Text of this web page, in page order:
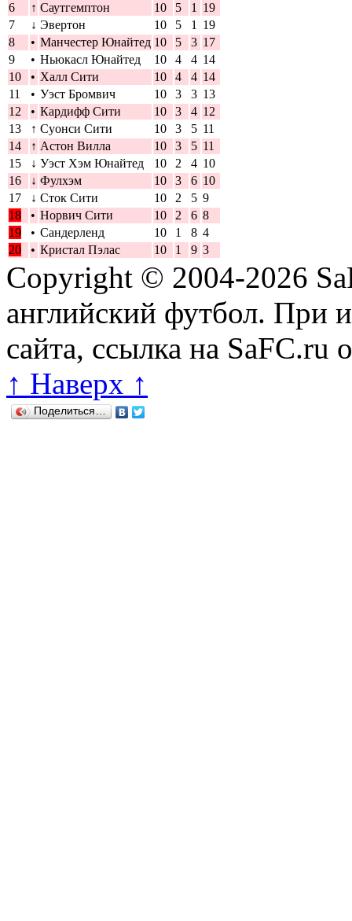
6
↑ Саутгемптон 10 5 1
19
7
↓ Эвертон 10 5 1
19
8
• Манчестер Юнайтед 10 5 3 17
9
• Ньюкасл Юнайтед 10 4 4 14
10
• Халл Сити 10 4 4 14
11
• Уэст Бромвич 10 3 3 13
12
• Кардифф Сити 10 3 4 12
13
↑ Суонси Сити 10 3 5 11
14
↑ Астон Вилла 10 3 5 11
15
↓ Уэст Хэм Юнайтед 10 2 4 10
16
↓ Фулхэм 10 3 6 10
17
↓ Сток Сити 10 2 5 9
18
• Норвич Сити 10 2 6 8
19
• Сандерленд 10 1 8 4
20
• Кристал Пэлас 10 1 9 3
Copyright © 2004-2026
английский футбол. При
сайта, ссылка на SaFC.ru
↑ Наверх ↑
Поделиться…